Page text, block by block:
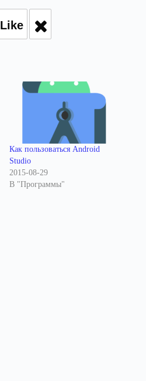
Like
Как пользоваться Android
Studio
2015-08-29
В "Программы"